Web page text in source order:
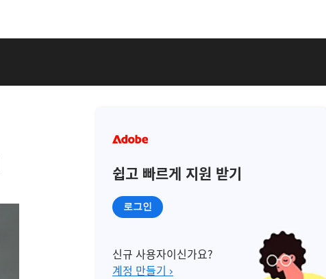
쉽고 빠르게 지원 받기
로그인
신규 사용자이신가요?
계정 만들기 ›